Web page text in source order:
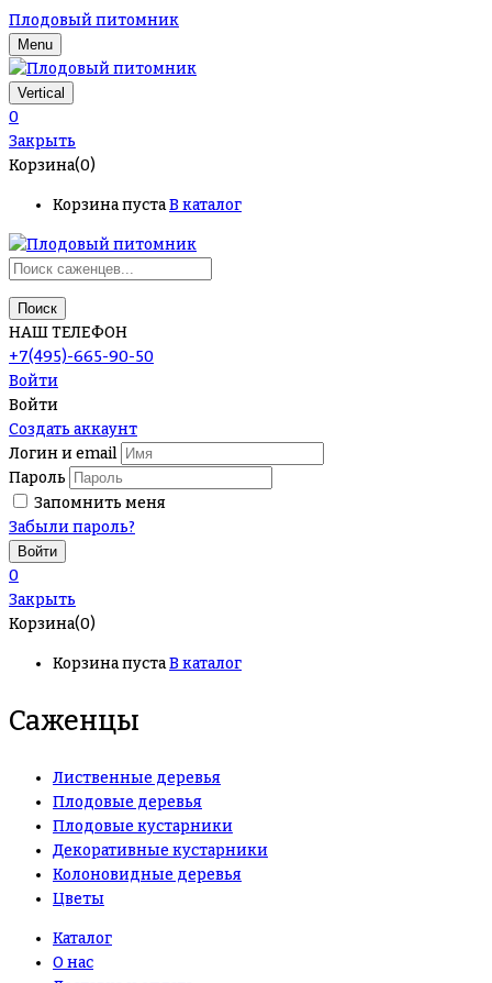
Плодовый питомник
Menu
Vertical
0
Закрыть
Корзина(0)
Корзина пустаВ каталог
Поиск
НАШ ТЕЛЕФОН
+7(495)-665-90-50
Войти
Войти
Создать аккаунт
Логин и email
Пароль
Запомнить меня
Забыли пароль?
0
Закрыть
Корзина(0)
Корзина пустаВ каталог
Саженцы
Лиственные деревья
Плодовые деревья
Плодовые кустарники
Декоративные кустарники
Колоновидные деревья
Цветы
Каталог
О нас